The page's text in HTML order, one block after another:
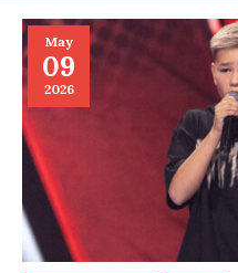
May
09
2026